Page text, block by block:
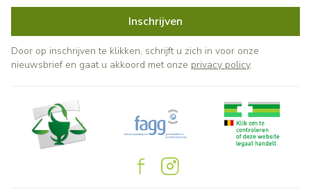
Inschrijven
Door op inschrijven te klikken, schrijft u zich in voor onze
nieuwsbrief en gaat u akkoord met onze privacy policy.